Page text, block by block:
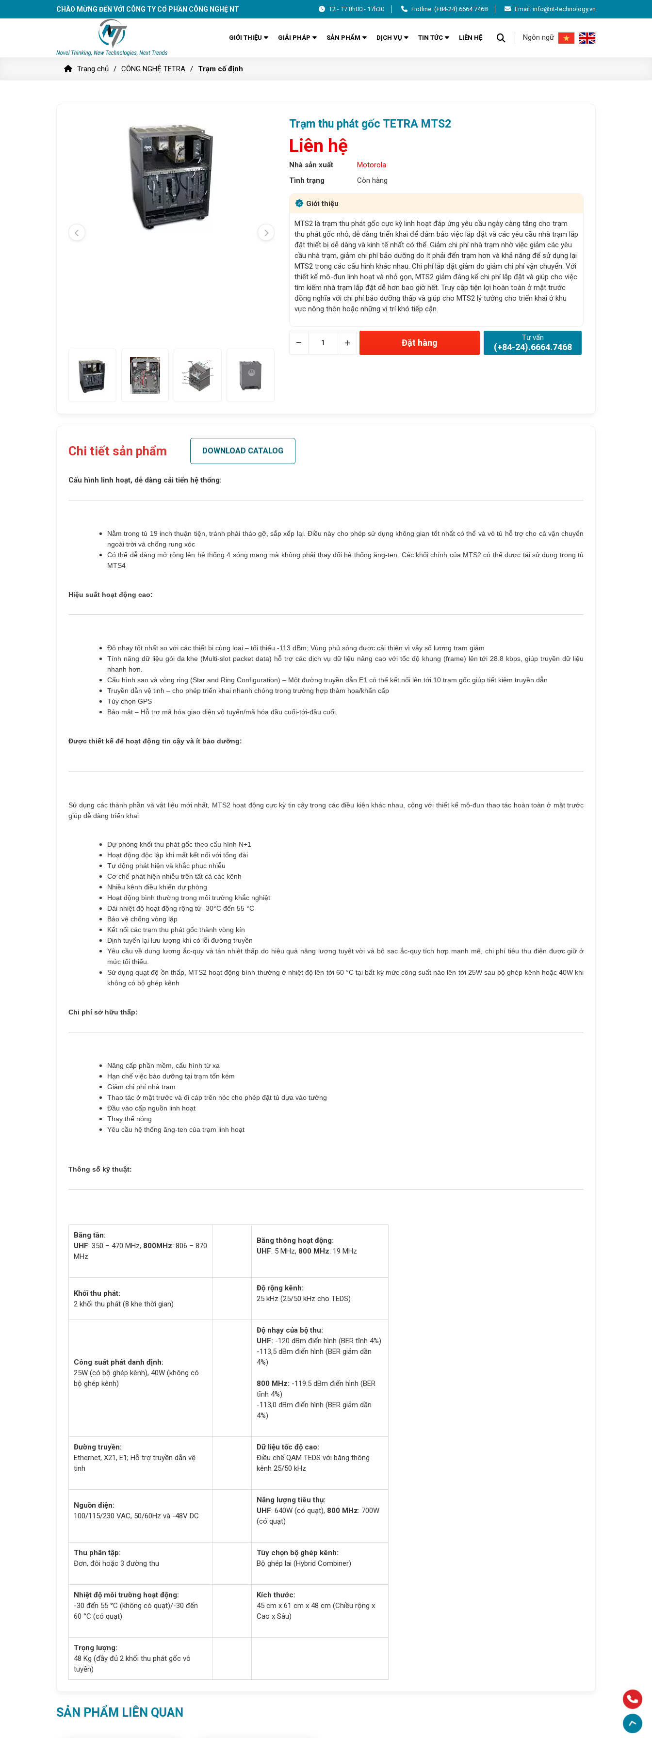
CHÀO MỪNG ĐẾN VỚI CÔNG TY CỔ PHẦN CÔNG NGHỆ NT T2 - T7 8h00 - 17h30 Hotline:(+84-24).6664.7468 Email: info@nt-technology.vn
GIỚI THIỆU GIẢI PHÁP SẢN PHẨM DỊCH VỤ TIN TỨC LIÊN HỆ Ngôn ngữ
Trang chủ CÔNG NGHỆ TETRA Trạm cố định
Trạm thu phát gốc TETRA MTS2
Liên hệ
Nhà sản xuất
Motorola
Tình trạng
Còn hàng
Giới thiệu
MTS2 là trạm thu phát gốc cực kỳ linh hoạt đáp ứng yêu cầu ngày càng tăng cho trạm
thu phát gốc nhỏ, dễ dàng triển khai để đảm bảo việc lắp đặt và các yêu cầu nhà trạm lắp
đặt thiết bị dễ dàng và kinh tế nhất có thể. Giảm chi phí nhà trạm nhờ việc giảm các yêu
cầu nhà trạm, giảm chi phí bảo dưỡng do ít phải đến trạm hơn và khả năng để sử dụng lại
MTS2 trong các cấu hình khác nhau. Chi phí lắp đặt giảm do giảm chi phí vận chuyển. Với
thiết kế mô-đun linh hoạt và nhỏ gọn, MTS2 giảm đáng kể chi phí lắp đặt và giúp cho việc
tìm kiếm nhà trạm lắp đặt dễ hơn bao giờ hết. Truy cập tiện lợi hoàn toàn ở mặt trước
đồng nghĩa với chi phí bảo dưỡng thấp và giúp cho MTS2 lý tưởng cho triển khai ở khu
vực nông thôn hoặc những vị trí khó tiếp cận.
– + Đặt hàng Tư vấn
(+84-24).6664.7468
Chi tiết sản phẩm DOWNLOAD CATALOG
Cấu hình linh hoạt, dễ dàng cải tiến hệ thống:
Nằm trong tủ 19 inch thuận tiện, tránh phải tháo gỡ, sắp xếp lại. Điều này cho phép sử dụng không gian tốt nhất có thể và vỏ tủ hỗ trợ cho cả vận chuyển
ngoài trời và chống rung xóc
Có thể dễ dàng mở rộng lên hệ thống 4 sóng mang mà không phải thay đổi hệ thống ăng-ten. Các khối chính của MTS2 có thể được tái sử dụng trong tủ
MTS4
Hiệu suất hoạt động cao:
Độ nhạy tốt nhất so với các thiết bị cùng loại – tối thiểu -113 dBm; Vùng phủ sóng được cải thiện vì vậy số lượng trạm giảm
Tính năng dữ liệu gói đa khe (Multi-slot packet data) hỗ trợ các dịch vụ dữ liệu nâng cao với tốc độ khung (frame) lên tới 28.8 kbps, giúp truyền dữ liệu
nhanh hơn.
Cấu hình sao và vòng ring (Star and Ring Configuration) – Một đường truyền dẫn E1 có thể kết nối lên tới 10 trạm gốc giúp tiết kiệm truyền dẫn
Truyền dẫn vệ tinh – cho phép triển khai nhanh chóng trong trường hợp thảm họa/khẩn cấp
Tùy chọn GPS
Bảo mật – Hỗ trợ mã hóa giao diện vô tuyến/mã hóa đầu cuối-tới-đầu cuối.
Được thiết kế để hoạt động tin cậy và ít bảo dưỡng:
Sử dụng các thành phần và vật liệu mới nhất, MTS2 hoạt động cực kỳ tin cậy trong các điều kiện khác nhau, cộng với thiết kế mô-đun thao tác hoàn toàn ở mặt trước
giúp dễ dàng triển khai
Dự phòng khối thu phát gốc theo cấu hình N+1
Hoạt động độc lập khi mất kết nối với tổng đài
Tự động phát hiện và khắc phục nhiễu
Cơ chế phát hiện nhiễu trên tất cả các kênh
Nhiều kênh điều khiển dự phòng
Hoạt động bình thường trong môi trường khắc nghiệt
Dải nhiệt độ hoạt động rộng từ -30°C đến 55 °C
Bảo vệ chống vòng lặp
Kết nối các trạm thu phát gốc thành vòng kín
Định tuyến lại lưu lượng khi có lỗi đường truyền
Yêu cầu về dung lượng ắc-quy và tản nhiệt thấp do hiệu quả năng lượng tuyệt vời và bộ sạc ắc-quy tích hợp mạnh mẽ, chi phí tiêu thụ điện được giữ ở
mức tối thiểu.
Sử dụng quạt độ ồn thấp, MTS2 hoạt động bình thường ở nhiệt độ lên tới 60 °C tại bất kỳ mức công suất nào lên tới 25W sau bộ ghép kênh hoặc 40W khi
không có bộ ghép kênh
Chi phí sở hữu thấp:
Nâng cấp phần mềm, cấu hình từ xa
Hạn chế việc bảo dưỡng tại trạm tốn kém
Giảm chi phí nhà trạm
Thao tác ở mặt trước và đi cáp trên nóc cho phép đặt tủ dựa vào tường
Đầu vào cấp nguồn linh hoạt
Thay thế nóng
Yêu cầu hệ thống ăng-ten của trạm linh hoạt
Thông số kỹ thuật:
Băng tần:
UHF: 350 – 470 MHz, 800MHz: 806 – 870
MHz
Băng thông hoạt động:
UHF: 5 MHz, 800 MHz: 19 MHz
Khối thu phát:
2 khối thu phát (8 khe thời gian)
Độ rộng kênh:
25 kHz (25/50 kHz cho TEDS)
Công suất phát danh định:
25W (có bộ ghép kênh), 40W (không có
bộ ghép kênh)
Độ nhạy của bộ thu:
UHF: -120 dBm điển hình (BER tĩnh 4%)
-113,5 dBm điển hình (BER giảm dần
4%)
800 MHz: -119.5 dBm điển hình (BER
tĩnh 4%)
-113,0 dBm điển hình (BER giảm dần
4%)
Đường truyền:
Ethernet, X21, E1; Hỗ trợ truyền dẫn vệ
tinh
Dữ liệu tốc độ cao:
Điều chế QAM TEDS với băng thông
kênh 25/50 kHz
Nguồn điện:
100/115/230 VAC, 50/60Hz và -48V DC
Năng lượng tiêu thụ:
UHF: 640W (có quạt), 800 MHz: 700W
(có quạt)
Thu phân tập:
Đơn, đôi hoặc 3 đường thu
Tùy chọn bộ ghép kênh:
Bộ ghép lai (Hybrid Combiner)
Nhiệt độ môi trường hoạt động:
-30 đến 55 °C (không có quạt)/-30 đến
60 °C (có quạt)
Kích thước:
45 cm x 61 cm x 48 cm (Chiều rộng x
Cao x Sâu)
Trọng lượng:
48 Kg (đầy đủ 2 khối thu phát gốc vô
tuyến)
SẢN PHẨM LIÊN QUAN